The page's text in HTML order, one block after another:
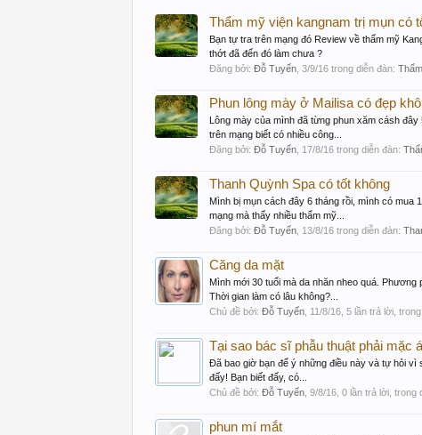
Thẩm mỹ viện kangnam trị mụn có
Bạn tự tra trên mạng đó Review về thẩm mỹ
thớt đã đến đó làm chưa ?
Đăng bởi: Đỗ Tuyến 3/9/16 trong diễn đàn:
Phun lông mày ở Mailisa có đẹp
Lông mày của mình đã từng phun xăm cásh
trên mạng biết có nhiều công...
Đăng bởi: Đỗ Tuyến 17/8/16 trong diễn đàn:
Thanh Quỳnh Spa có tốt không
Mình bị mụn cách đây 6 tháng rồi, mình có mua
mạng mà thấy nhiều thẩm mỹ...
Đăng bởi: Đỗ Tuyến 13/8/16 trong diễn đàn:
Căng da mặt
Mình mới 30 tuổi mà da nhăn nheo quá.
Thời gian làm có lâu không?...
Chủ đề bởi: Đỗ Tuyến 11/8/16 , 5 lần trả lời,
Tại sao bác sĩ phẫu thuật phải mặc
Đã bao giờ bạn để ý những điều này và tự hỏi vì
đấy! Bạn biết đấy, có...
Chủ đề bởi: Đỗ Tuyến 9/8/16 , 0 lần trả lời, trong
phun mí mắt